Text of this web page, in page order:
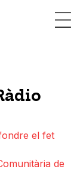
el fet
de